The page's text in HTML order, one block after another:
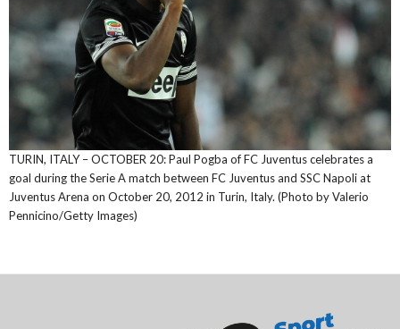
TURIN, ITALY – OCTOBER 20: Paul Pogba of FC Juventus celebrates a
goal during the Serie A match between FC Juventus and SSC Napoli at
Juventus Arena on October 20, 2012 in Turin, Italy. (Photo by Valerio
Pennicino/Getty Images)